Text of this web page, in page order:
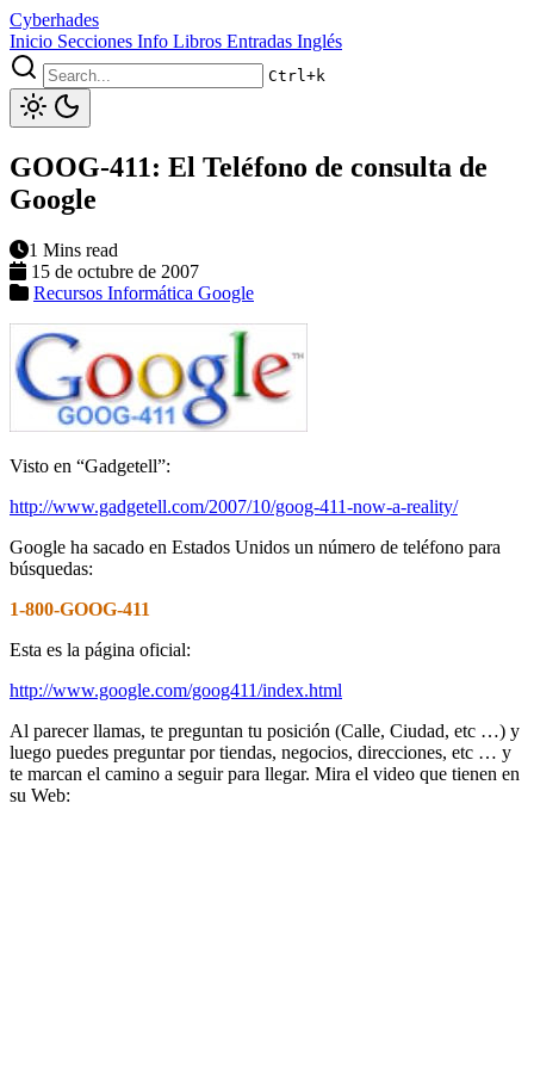
Cyberhades
Inicio Secciones Info Libros Entradas Inglés
Ctrl+k
GOOG-411: El Teléfono de consulta de
Google
1 Mins read
15 de octubre de 2007
Recursos Informática Google
Visto en “Gadgetell”:
http://www.gadgetell.com/2007/10/goog-411-now-a-reality/
Google ha sacado en Estados Unidos un número de teléfono para
búsquedas:
1-800-GOOG-411
Esta es la página oficial:
http://www.google.com/goog411/index.html
Al parecer llamas, te preguntan tu posición (Calle, Ciudad, etc …) y
luego puedes preguntar por tiendas, negocios, direcciones, etc … y
te marcan el camino a seguir para llegar. Mira el video que tienen en
su Web: